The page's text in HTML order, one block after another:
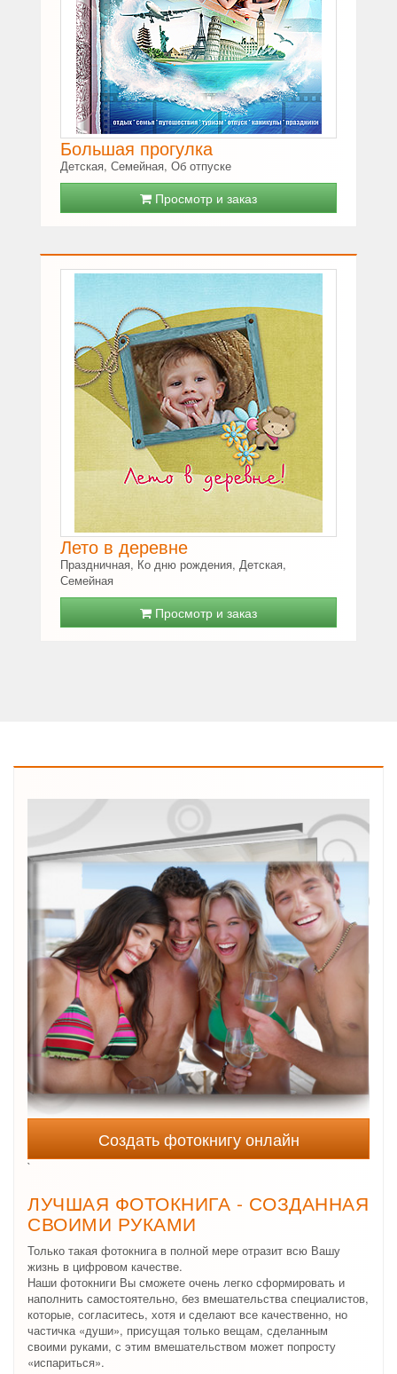
Большая прогулка
Детская, Семейная, Об отпуске
Просмотр и заказ
Лето в деревне
Праздничная, Ко дню рождения, Детская,
Семейная
Просмотр и заказ
Создать фотокнигу онлайн
`
ЛУЧШАЯ ФОТОКНИГА - СОЗДАННАЯ
СВОИМИ РУКАМИ
Только такая фотокнига в полной мере отразит всю Вашу
жизнь в цифровом качестве.
Наши фотокниги Вы сможете очень легко сформировать и
наполнить самостоятельно, без вмешательства специалистов,
которые, согласитесь, хотя и сделают все качественно, но
частичка «души», присущая только вещам, сделанным
своими руками, с этим вмешательством может попросту
«испариться».